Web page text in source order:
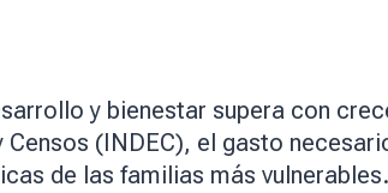
y bienestar supera con
(INDEC), el gasto
de las familias más